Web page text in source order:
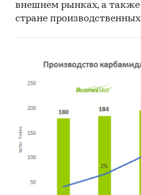
внешнем рынках, а
стране